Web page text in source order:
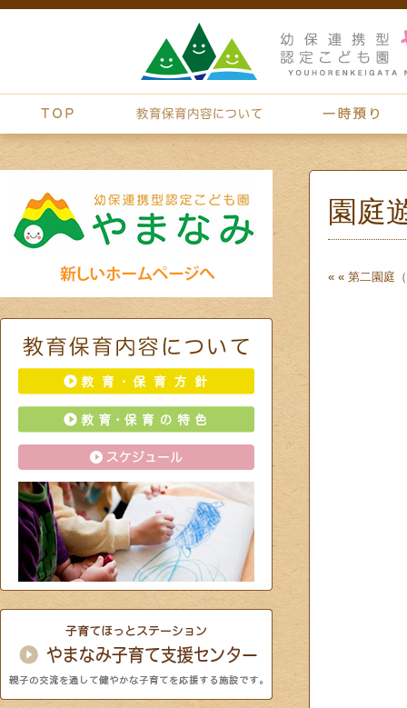
園庭
« « 第二園庭